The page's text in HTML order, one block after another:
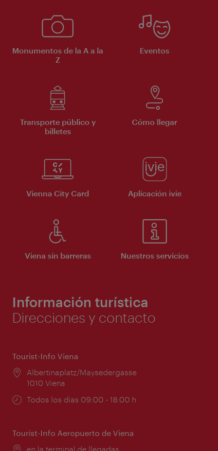
Monumentos de la A a la
Z
Eventos
Transporte público y
billetes
Cómo llegar
Vienna City Card Aplicación ivie
Viena sin barreras Nuestros servicios
Información turística
Direcciones y contacto
Tourist-Info Viena
Lugar:
Albertinaplatz/Maysedergasse
1010 Viena
Horarios
Todos los días 09:00 - 18:00 h
Tourist-Info Aeropuerto de Viena
Lugar:
en la terminal de llegadas